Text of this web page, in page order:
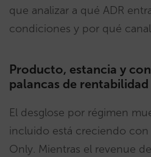
que analizar a qué ADR
condiciones y por qué
Producto, estancia y
palancas de rentabilidad
El desglose por régimen
incluido está creciendo
Only. Mientras el revenue